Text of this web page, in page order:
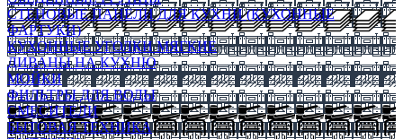
СТЕНОВЫЕ ПАНЕЛИ ДЛЯ КУХНИ (КУХОННЫЕ
ФАРТУКИ)
КУХОННЫЕ УГОЛКИ МЯГКИЕ
ДИВАНЫ НА КУХНЮ
МОЙКИ
ФИЛЬТРЫ ДЛЯ ВОДЫ
СМЕСИТЕЛИ
БЫТОВАЯ ТЕХНИКА